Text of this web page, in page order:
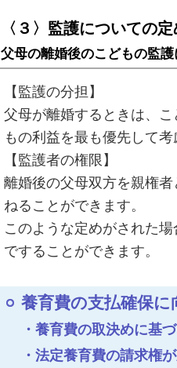
〈３〉監護についての定
父母の離婚後のこどもの監
【監護の分担】
父母が離婚するときは、
もの利益を最も優先して考
【監護者の権限】
離婚後の父母双方を親権
ねることができます。
このような定めがされた
ですることができます。
養育費の支払確保に
・養育費の取決めに基
・法定養育費の請求権